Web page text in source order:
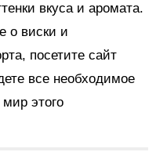
вкуса и аромата.
о виски и
посетите сайт
все необходимое
этого